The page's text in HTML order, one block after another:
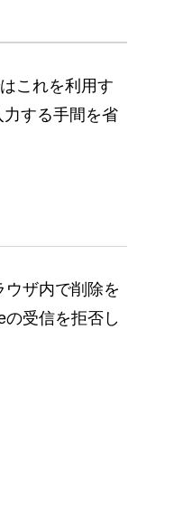
これを利用す
する手間を省
ザ内で削除を
受信を拒否し